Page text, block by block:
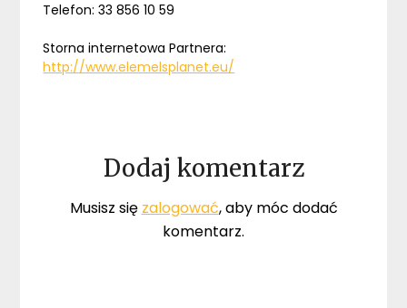
Telefon: 33 856 10 59
Storna internetowa Partnera:
http://www.elemelsplanet.eu/
Dodaj komentarz
Musisz się zalogować, aby móc dodać
komentarz.